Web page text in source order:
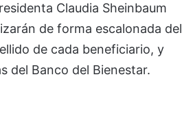
Claudia Sheinbaum
de forma escalonada del
de cada beneficiario, y
del Banco del Bienestar.